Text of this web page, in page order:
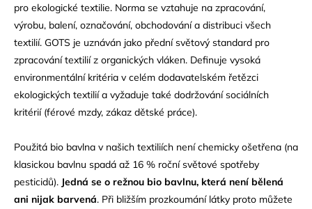
pro ekologické textilie. Norma se vztahuje na zpracování,
výrobu, balení, označování, obchodování a distribuci všech
textilií. GOTS je uznáván jako přední světový standard pro
zpracování textilií z organických vláken. Definuje vysoká
environmentální kritéria v celém dodavatelském řetězci
ekologických textilií a vyžaduje také dodržování sociálních
kritérií (férové mzdy, zákaz dětské práce).
Použitá bio bavlna v našich textiliích není chemicky ošetřena (na
klasickou bavlnu spadá až 16 % roční světové spotřeby
pesticidů). Jedná se o režnou bio bavlnu, která není bělená
ani nijak barvená. Při bližším prozkoumání látky proto můžete